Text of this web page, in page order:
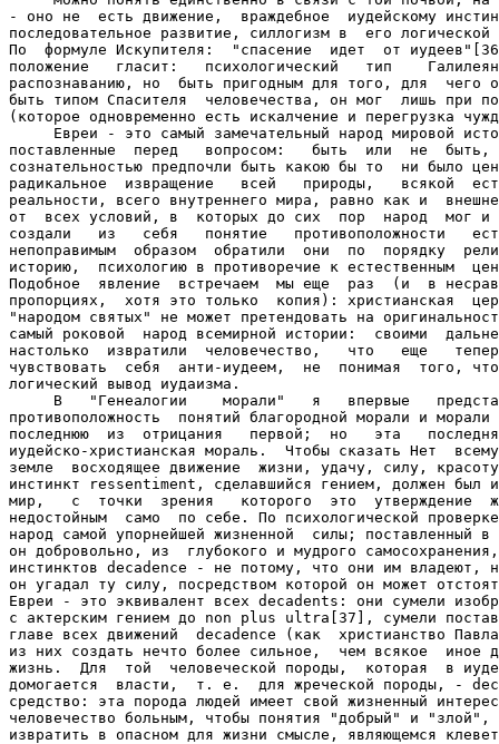
- оно не  есть движение,  враждебное  иудейскому
последовательное развитие, силлогизм в  его
По  формуле Искупителя:  "спасение  идет  от
положение   гласит:   психологический   тип
распознаванию, но  быть пригодным для того, для  чего
быть типом Спасителя  человечества, он мог  лишь при
(которое одновременно есть искалчение и перегрузка
Евреи - это самый замечательный народ мировой
поставленные  перед   вопросом:   быть  или  не
сознательностью предпочли быть какою бы то  ни было
радикальное  извращение   всей   природы,   всякой
реальности, всего внутреннего мира, равно как и
от  всех условий, в  которых до сих  пор  народ  мог и
создали   из   себя   понятие   противоположности
непоправимым  образом  обратили  они  по  порядку
историю,  психологию в противоречие к естественным
Подобное  явление  встречаем  мы еще  раз  (и  в
пропорциях,  хотя это только  копия): христианская
"народом святых" не может претендовать на
самый роковой  народ всемирной истории:  своими
настолько  извратили  человечество,   что   еще
чувствовать  себя  анти-иудеем,  не  понимая  того,
логический вывод иудаизма.
В   "Генеалогии    морали"   я   впервые
противоположность  понятий благородной морали и
последнюю  из  отрицания   первой;  но   эта
иудейско-христианская мораль.  Чтобы сказать Нет
земле  восходящее движение  жизни, удачу, силу,
инстинкт ressentiment, сделавшийся гением, должен был
мир,   с  точки  зрения   которого  это  утверждение
недостойным  само  по себе. По психологической
народ самой упорнейшей жизненной  силы; поставленный
он добровольно, из  глубокого и мудрого
инстинктов decadence - не потому, что они им владеют,
он угадал ту силу, посредством которой он может
Евреи - это эквивалент всех decadents: они сумели
с актерским гением до non plus ultra[37], сумели
главе всех движений  decadence (как  христианство
из них создать нечто более сильное,  чем всякое  иное
жизнь.  Для  той  человеческой породы,  которая  в
домогается  власти,  т. е.  для жреческой породы, -
средство: эта порода людей имеет свой жизненный
человечество больным, чтобы понятия "добрый" и
извратить в опасном для жизни смысле, являющемся